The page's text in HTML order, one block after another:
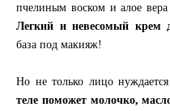
пчелиным воском и алое
Легкий и невесомый крем
база под макияж!
Но не только лицо
теле поможет молочко,